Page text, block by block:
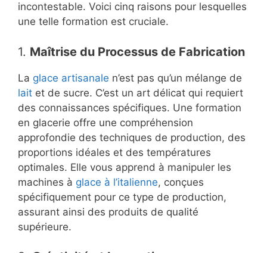
incontestable. Voici cinq raisons pour lesquelles
une telle formation est cruciale.
1. Maîtrise du Processus de Fabrication
La glace artisanale n’est pas qu’un mélange de
lait et de sucre. C’est un art délicat qui requiert
des connaissances spécifiques. Une formation
en glacerie offre une compréhension
approfondie des techniques de production, des
proportions idéales et des températures
optimales. Elle vous apprend à manipuler les
machines à glace à l’italienne, conçues
spécifiquement pour ce type de production,
assurant ainsi des produits de qualité
supérieure.